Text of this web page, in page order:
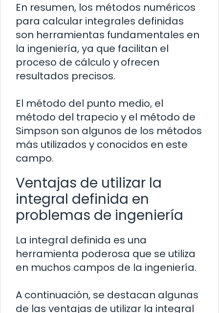
En resumen, los métodos numéricos
para calcular integrales definidas
son herramientas fundamentales en
la ingeniería, ya que facilitan el
proceso de cálculo y ofrecen
resultados precisos.
El método del punto medio, el
método del trapecio y el método de
Simpson son algunos de los métodos
más utilizados y conocidos en este
campo.
Ventajas de utilizar la
integral definida en
problemas de ingeniería
La integral definida es una
herramienta poderosa que se utiliza
en muchos campos de la ingeniería.
A continuación, se destacan algunas
de las ventajas de utilizar la integral